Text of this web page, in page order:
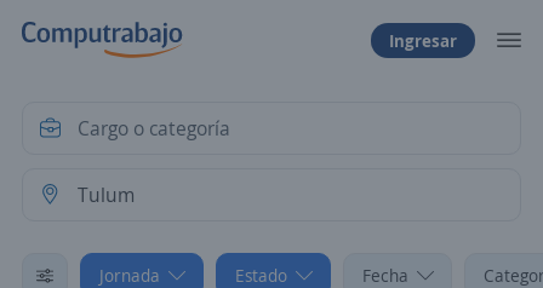
Ingresar
Jornada Estado Fecha